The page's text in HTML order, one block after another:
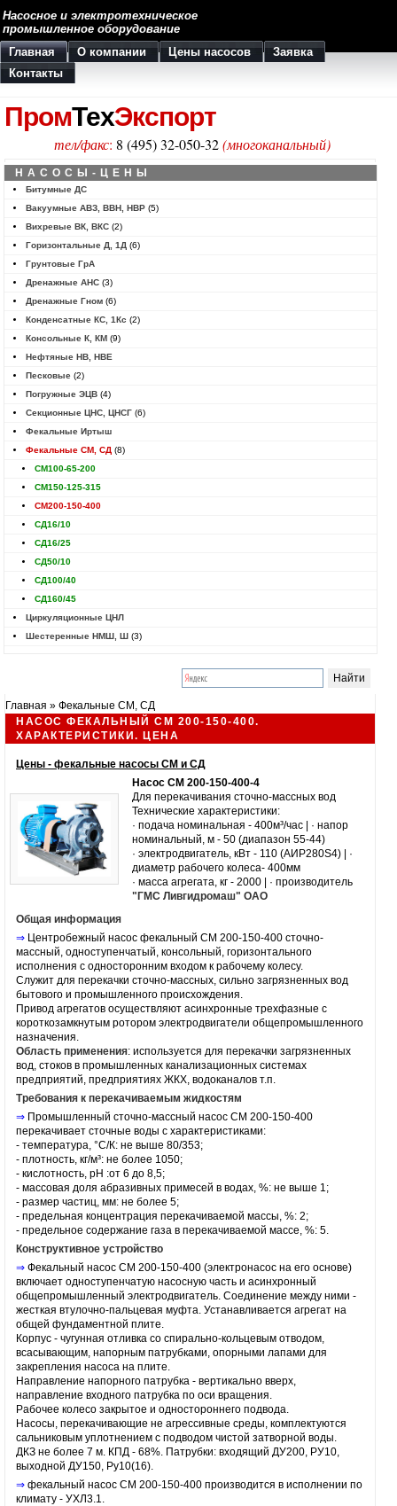
Насосное и электротехническое
промышленное оборудование
Главная
О компании Цены насосов
Заявка
Контакты
ПромТехЭкспорт
тел/факс: 8 (495) 32-050-32 (многоканальный)
НАСОСЫ-ЦЕНЫ
Битумные ДС
Вакуумные АВЗ, ВВН, НВР (5)
Вихревые ВК, ВКС (2)
Горизонтальные Д, 1Д (6)
Грунтовые ГрА
Дренажные АНС (3)
Дренажные Гном (6)
Конденсатные КС, 1Кс (2)
Консольные К, КМ (9)
Нефтяные НВ, НВЕ
Песковые (2)
Погружные ЭЦВ (4)
Секционные ЦНС, ЦНСГ (6)
Фекальные Иртыш
Фекальные СМ, СД (8)
СМ100-65-200
СМ150-125-315
СМ200-150-400
СД16/10
СД16/25
СД50/10
СД100/40
СД160/45
Циркуляционные ЦНЛ
Шестеренные НМШ, Ш (3)
Главная » Фекальные СМ, СД
НАСОС ФЕКАЛЬНЫЙ СМ 200-150-400.
ХАРАКТЕРИСТИКИ. ЦЕНА
Цены - фекальные насосы СМ и СД
Насос СМ 200-150-400-4
Для перекачивания сточно-массных вод
Технические характеристики:
· подача номинальная - 400м³/час | · напор
номинальный, м - 50 (диапазон 55-44)
· электродвигатель, кВт - 110 (АИР280S4) | ·
диаметр рабочего колеса- 400мм
· масса агрегата, кг - 2000 | · производитель
"ГМС Ливгидромаш" ОАО
Общая информация
⇒ Центробежный насос фекальный СМ 200-150-400 сточно-
массный, одноступенчатый, консольный, горизонтального
исполнения с односторонним входом к рабочему колесу.
Служит для перекачки сточно-массных, сильно загрязненных вод
бытового и промышленного происхождения.
Привод агрегатов осуществляют асинхронные трехфазные с
короткозамкнутым ротором электродвигатели общепромышленного
назначения.
Область применения: используется для перекачки загрязненных
вод, стоков в промышленных канализационных системах
предприятий, предприятиях ЖКХ, водоканалов т.п.
Требования к перекачиваемым жидкостям
⇒ Промышленный сточно-массный насос СМ 200-150-400
перекачивает сточные воды с характеристиками:
- температура, °C/К: не выше 80/353;
- плотность, кг/м³: не более 1050;
- кислотность, pH :от 6 до 8,5;
- массовая доля абразивных примесей в водах, %: не выше 1;
- размер частиц, мм: не более 5;
- предельная концентрация перекачиваемой массы, %: 2;
- предельное содержание газа в перекачиваемой массе, %: 5.
Конструктивное устройство
⇒ Фекальный насос СМ 200-150-400 (электронасос на его основе)
включает одноступенчатую насосную часть и асинхронный
общепромышленный электродвигатель. Соединение между ними -
жесткая втулочно-пальцевая муфта. Устанавливается агрегат на
общей фундаментной плите.
Корпус - чугунная отливка со спирально-кольцевым отводом,
всасывающим, напорным патрубками, опорными лапами для
закрепления насоса на плите.
Направление напорного патрубка - вертикально вверх,
направление входного патрубка по оси вращения.
Рабочее колесо закрытое и одностороннего подвода.
Насосы , перекачивающие не агрессивные среды, комплектуются
сальниковым уплотнением с подводом чистой затворной воды.
ДКЗ не более 7 м. КПД - 68%. Патрубки: входящий ДУ200, РУ10,
выходной ДУ150, Ру10(16).
⇒ фекальный насос СМ 200-150-400 производится в исполнении по
климату - УХЛ3.1.